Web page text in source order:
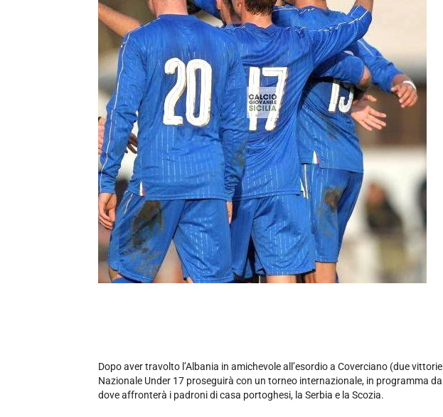
Dopo aver travolto l’Albania in amichevole all’esordio a Coverciano (due
Nazionale Under 17 proseguirà con un torneo internazionale, in programma
dove affronterà i padroni di casa portoghesi, la Serbia e la Scozia.